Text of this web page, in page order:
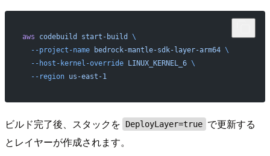
aws codebuild start-build
\
  --project-name
bedrock-mantle-sdk-layer-arm64 \
  --host-kernel-override
LINUX_KERNEL_6 \
  --region
us-east-1
ビルド完了後、スタックを DeployLayer=true で更新する
とレイヤーが作成されます。